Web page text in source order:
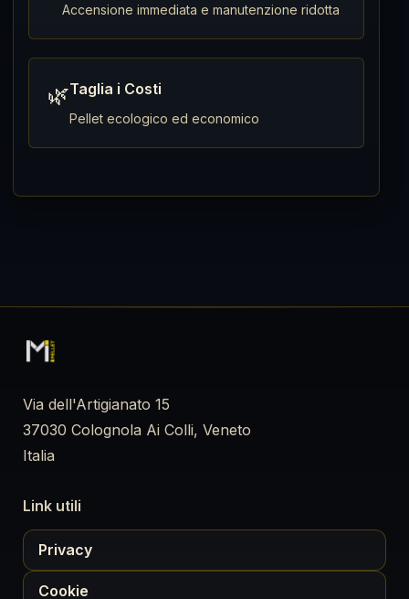
Accensione immediata e manutenzione ridotta
🌿Taglia i Costi
Pellet ecologico ed economico
Via dell'Artigianato 15
37030 Colognola Ai Colli, Veneto
Italia
Link utili
Privacy
Cookie